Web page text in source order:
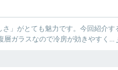
さ」がとても魅力です。今回紹介す
層ガラスなので冷房が効きやすく...